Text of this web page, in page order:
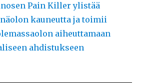
Pain Killer ylistää
kauneutta ja toimii
aiheuttamaan
ahdistukseen